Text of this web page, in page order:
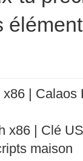
|
x86 | Clé
maison